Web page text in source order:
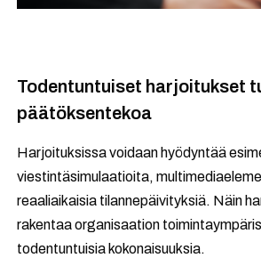
Todentuntuiset harjoitukset
päätöksentekoa
Harjoituksissa voidaan hyödyntää
viestintäsimulaatioita,
reaaliaikaisia tilannepäivityksiä. Näin
rakentaa organisaation
todentuntuisia kokonaisuuksia.